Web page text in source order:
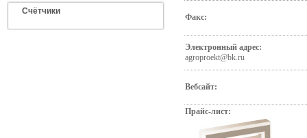
Счётчики
Факс:
Электронный адрес:
agroproekt@bk.ru
Вебсайт:
Прайс-лист: